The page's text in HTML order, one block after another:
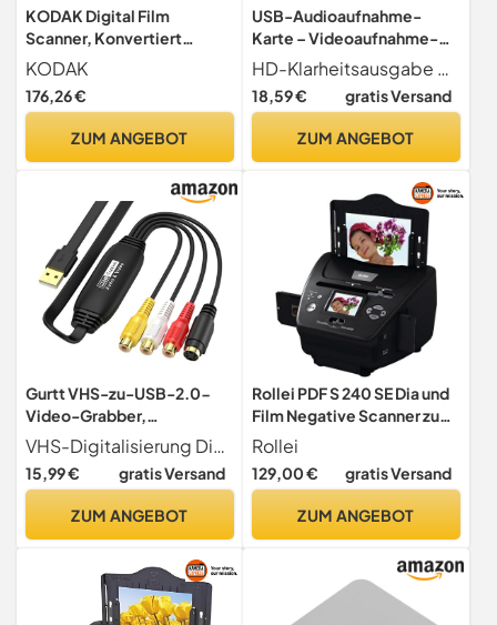
KODAK Digital Film
Scanner, Konvertiert
Negative und Filmdias
35mm, 126, 110, Super 8 und
8mm in JPEG inkl. großem
Display und EasyLoad-
KODAK
176,26 €
ZUM ANGEBOT
USB-Audioaufnahme-
Karte – Videoaufnahme-
Karte | Konverter für
Digitalisierungsgeräte, für
Laptop, Kamera, Telefon,
Aufnahme, PC, TV
HD-Klarheitsausgabe Die Capture-Karte ist spezialisiert auf HD-Videoaufnahmen, mit echter Farbwiedergabe und perfekter Bewegungsdarstellung, was zu unglaublich detaillierten Bildern für Pädagogen, Spieler oder Fans führt, die ihre Leidenschaft über das Internet teilen.
18,59 € gratis Versand
ZUM ANGEBOT
Gurtt VHS-zu-USB-2.0-
Video-Grabber,
Digitalisierungsgerät,
Konverter, Audio-Video-
Aufnahmekarte für VHS,
Camcorder, DVD und mehr
VHS-Digitalisierung Digitalisieren Sie mühelos Ihre VHS-Kassetten, Videorekorderaufnahmen, Camcorder-Materialien, DVDs, Audiokassetten und mehr. Dieser Video-Grabber wandelt analoge Video- und Audiosignale in hochwertige digitale Dateien um, die sich einfach speichern und bearbeiten lassen.
15,99 € gratis Versand
ZUM ANGEBOT
Rollei PDF S 240 SE Dia und
Film Negative Scanner zum
Digitalisieren Gerät
Rollei
129,00 € gratis Versand
ZUM ANGEBOT